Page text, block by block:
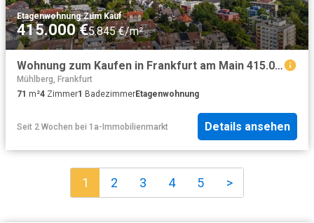
Etagenwohnung·Zum Kauf
415.000 €5.845 €/m²
Wohnung zum Kaufen in Frankfurt am Main 415.000,00 EUR 71.5 m²
Mühlberg, Frankfurt
71 m²4 Zimmer1 BadezimmerEtagenwohnung
Seit 2 Wochen bei 1a-Immobilienmarkt Details ansehen
1 2 3 4 5 >